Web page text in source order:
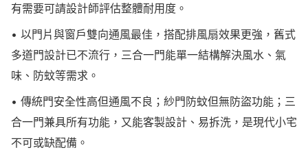
有需要可請設計師評估整體耐用度。
• 以門片與窗戶雙向通風最佳，搭配排風扇效果更強，舊式
多道門設計已不流行，三合一門能單一結構解決風水、氣
味、防蚊等需求。
• 傳統門安全性高但通風不良；紗門防蚊但無防盜功能；三
合一門兼具所有功能，又能客製設計、易拆洗，是現代小宅
不可或缺配備。